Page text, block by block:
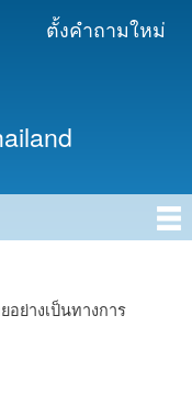
ตั้งคำถามใหม่
ย่างเป็นทางการ